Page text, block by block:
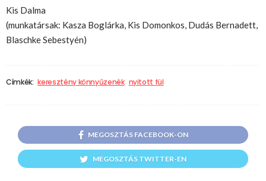
Kis Dalma
(munkatársak: Kasza Boglárka, Kis Domonkos, Dudás Bernadett,
Blaschke Sebestyén)
Címkék: keresztény könnyűzenék nyitott fül
MEGOSZTÁS FACEBOOK-ON
MEGOSZTÁS TWITTER-EN